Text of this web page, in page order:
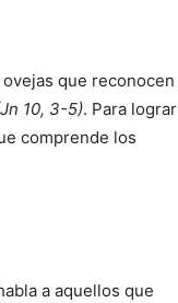
que reconocen
10, 3-5). Para lograr
comprende los
a aquellos que